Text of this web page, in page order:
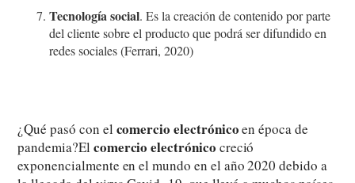
Tecnología social. Es la creación de contenido por parte
del cliente sobre el producto que podrá ser difundido en
redes sociales (Ferrari, 2020)
¿Qué pasó con el comercio electrónicoen época de
pandemia?El comercio electrónico creció
exponencialmente en el mundo en el año 2020 debido a